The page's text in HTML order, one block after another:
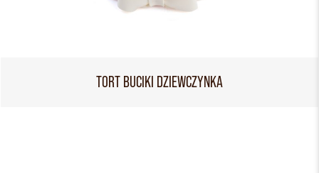
TORT BUCIKI DZIEWCZYNKA